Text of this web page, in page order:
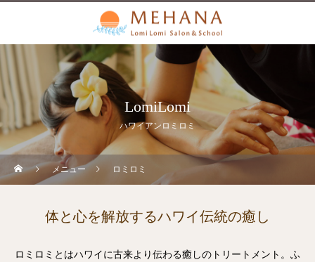
LomiLomi
ハワイアンロミロミ
メニュー ロミロミ
体と心を解放するハワイ伝統の癒し
ロミロミとはハワイに古来より伝わる癒しのトリートメント。ふ